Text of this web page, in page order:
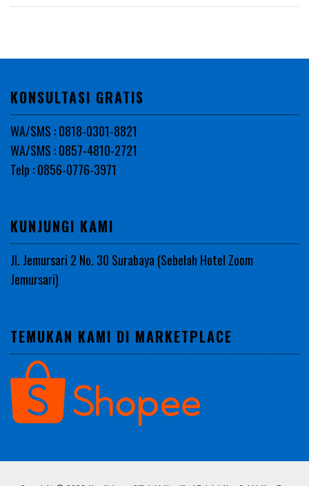
KONSULTASI GRATIS
WA/SMS : 0818-0301-8821
WA/SMS : 0857-4810-2721
Telp : 0856-0776-3971
KUNJUNGI KAMI
Jl. Jemursari 2 No. 30 Surabaya (Sebelah Hotel Zoom
Jemursari)
TEMUKAN KAMI DI MARKETPLACE